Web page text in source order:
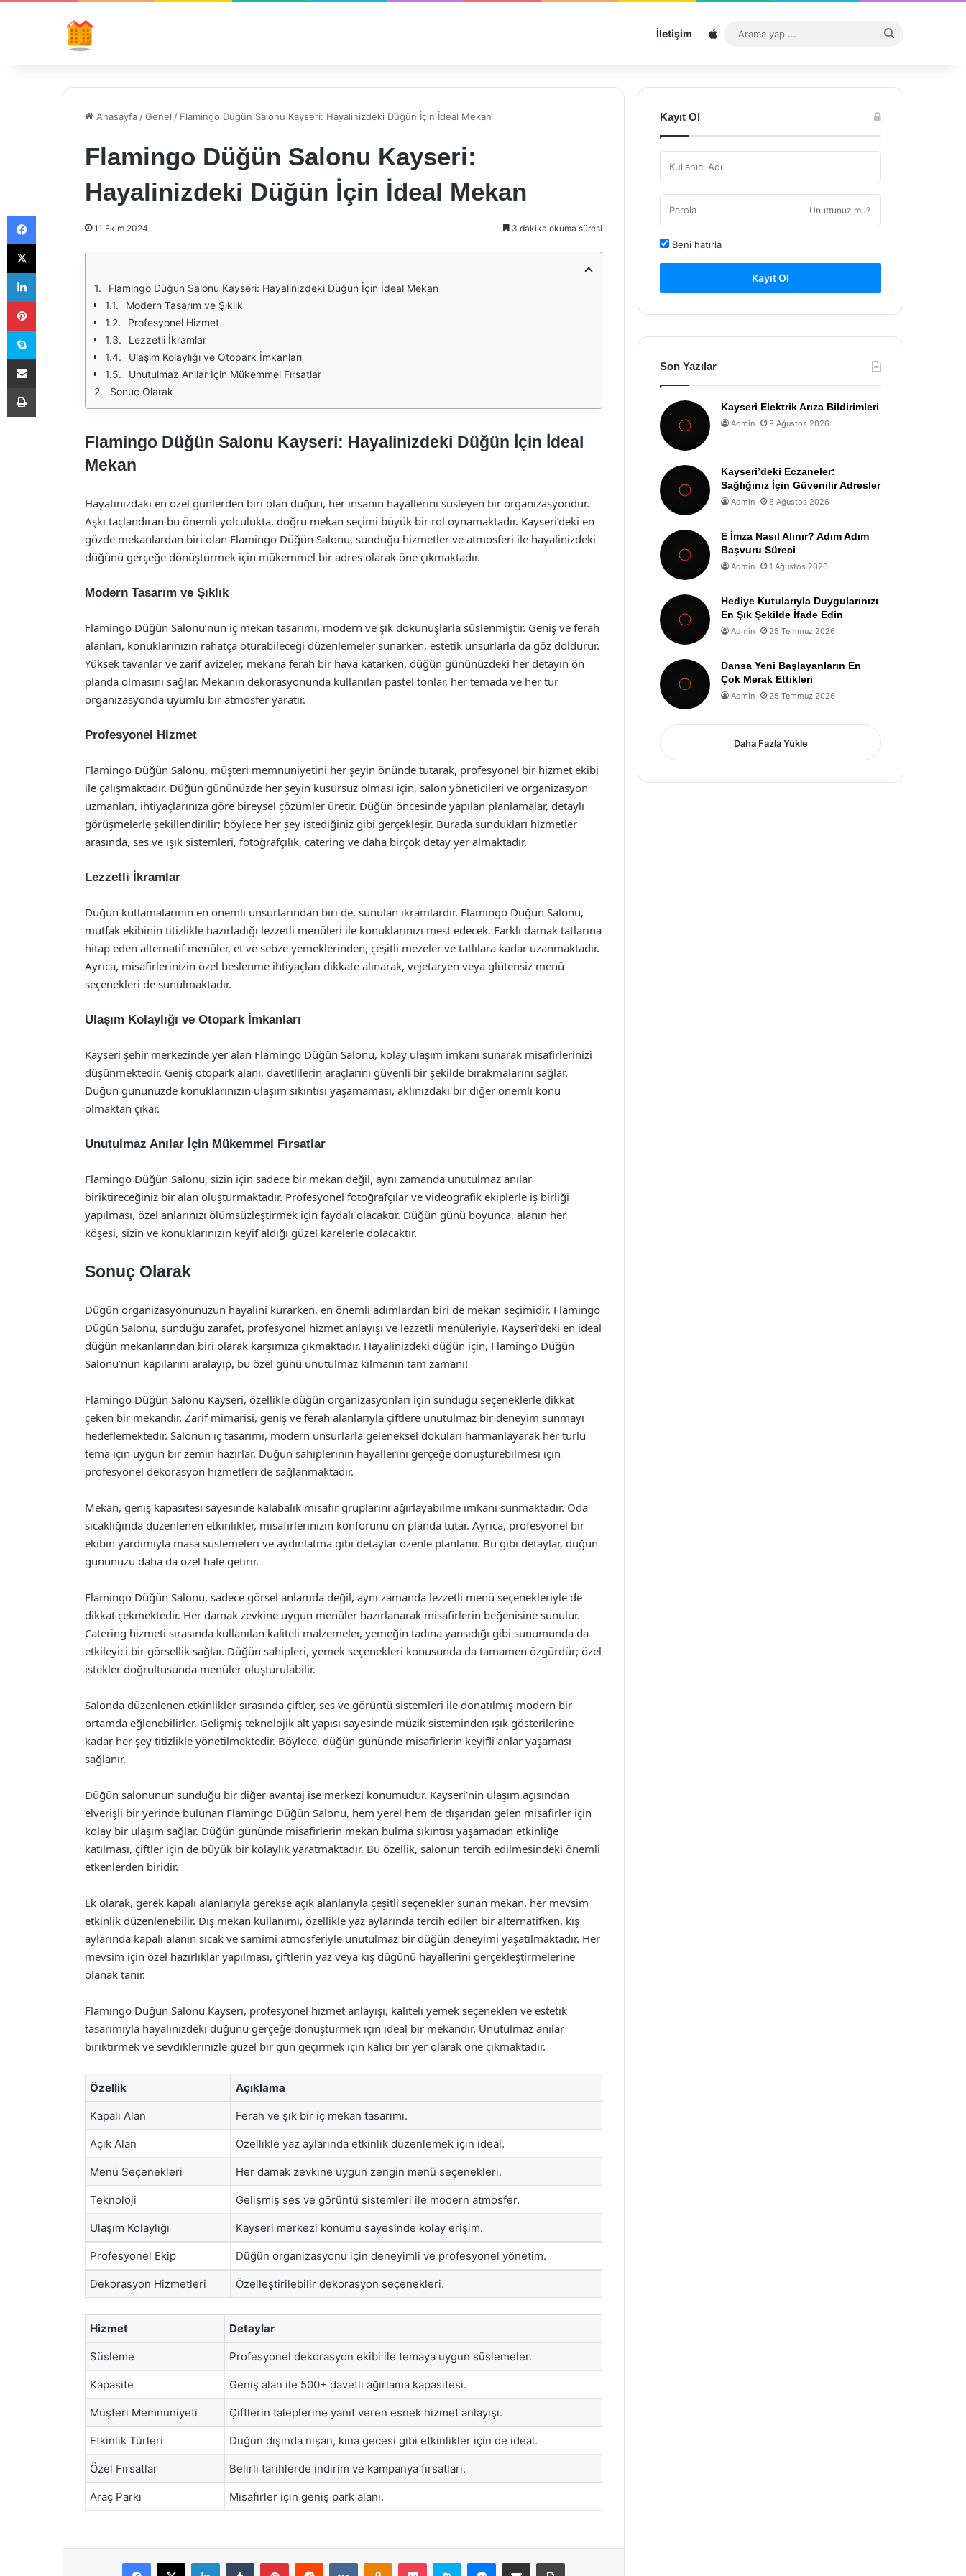
İletişim Sitemap
...
Anasayfa /Genel / Flamingo Düğün Salonu Kayseri: Hayalinizdeki Düğün İçin İdeal Mekan
Flamingo Düğün Salonu Kayseri:
Hayalinizdeki Düğün İçin İdeal Mekan
11 Ekim 2024 3 dakika okuma süresi
Flamingo Düğün Salonu Kayseri: Hayalinizdeki Düğün İçin İdeal Mekan
Modern Tasarım ve Şıklık
Profesyonel Hizmet
Lezzetli İkramlar
Ulaşım Kolaylığı ve Otopark İmkanları
Unutulmaz Anılar İçin Mükemmel Fırsatlar
Sonuç Olarak
Flamingo Düğün Salonu Kayseri: Hayalinizdeki Düğün İçin İdeal
Mekan
Hayatınızdaki en özel günlerden biri olan düğün, her insanın hayallerini süsleyen bir organizasyondur.
Aşkı taçlandıran bu önemli yolculukta, doğru mekan seçimi büyük bir rol oynamaktadır. Kayseri’deki en
gözde mekanlardan biri olan Flamingo Düğün Salonu, sunduğu hizmetler ve atmosferi ile hayalinizdeki
düğünü gerçeğe dönüştürmek için mükemmel bir adres olarak öne çıkmaktadır.
Modern Tasarım ve Şıklık
Flamingo Düğün Salonu’nun iç mekan tasarımı, modern ve şık dokunuşlarla süslenmiştir. Geniş ve ferah
alanları, konuklarınızın rahatça oturabileceği düzenlemeler sunarken, estetik unsurlarla da göz doldurur.
Yüksek tavanlar ve zarif avizeler, mekana ferah bir hava katarken, düğün gününüzdeki her detayın ön
planda olmasını sağlar. Mekanın dekorasyonunda kullanılan pastel tonlar, her temada ve her tür
organizasyonda uyumlu bir atmosfer yaratır.
Profesyonel Hizmet
Flamingo Düğün Salonu, müşteri memnuniyetini her şeyin önünde tutarak, profesyonel bir hizmet ekibi
ile çalışmaktadır. Düğün gününüzde her şeyin kusursuz olması için, salon yöneticileri ve organizasyon
uzmanları, ihtiyaçlarınıza göre bireysel çözümler üretir. Düğün öncesinde yapılan planlamalar, detaylı
görüşmelerle şekillendirilir; böylece her şey istediğiniz gibi gerçekleşir. Burada sundukları hizmetler
arasında, ses ve ışık sistemleri, fotoğrafçılık, catering ve daha birçok detay yer almaktadır.
Lezzetli İkramlar
Düğün kutlamalarının en önemli unsurlarından biri de, sunulan ikramlardır. Flamingo Düğün Salonu,
mutfak ekibinin titizlikle hazırladığı lezzetli menüleri ile konuklarınızı mest edecek. Farklı damak tatlarına
hitap eden alternatif menüler, et ve sebze yemeklerinden, çeşitli mezeler ve tatlılara kadar uzanmaktadır.
Ayrıca, misafirlerinizin özel beslenme ihtiyaçları dikkate alınarak, vejetaryen veya glütensiz menü
seçenekleri de sunulmaktadır.
Ulaşım Kolaylığı ve Otopark İmkanları
Kayseri şehir merkezinde yer alan Flamingo Düğün Salonu, kolay ulaşım imkanı sunarak misafirlerinizi
düşünmektedir. Geniş otopark alanı, davetlilerin araçlarını güvenli bir şekilde bırakmalarını sağlar.
Düğün gününüzde konuklarınızın ulaşım sıkıntısı yaşamaması, aklınızdaki bir diğer önemli konu
olmaktan çıkar.
Unutulmaz Anılar İçin Mükemmel Fırsatlar
Flamingo Düğün Salonu, sizin için sadece bir mekan değil, aynı zamanda unutulmaz anılar
biriktireceğiniz bir alan oluşturmaktadır. Profesyonel fotoğrafçılar ve videografik ekiplerle iş birliği
yapılması, özel anlarınızı ölümsüzleştirmek için faydalı olacaktır. Düğün günü boyunca, alanın her
köşesi, sizin ve konuklarınızın keyif aldığı güzel karelerle dolacaktır.
Sonuç Olarak
Düğün organizasyonunuzun hayalini kurarken, en önemli adımlardan biri de mekan seçimidir. Flamingo
Düğün Salonu, sunduğu zarafet, profesyonel hizmet anlayışı ve lezzetli menüleriyle, Kayseri’deki en ideal
düğün mekanlarından biri olarak karşımıza çıkmaktadır. Hayalinizdeki düğün için, Flamingo Düğün
Salonu’nun kapılarını aralayıp, bu özel günü unutulmaz kılmanın tam zamanı!
Flamingo Düğün Salonu Kayseri, özellikle düğün organizasyonları için sunduğu seçeneklerle dikkat
çeken bir mekandır. Zarif mimarisi, geniş ve ferah alanlarıyla çiftlere unutulmaz bir deneyim sunmayı
hedeflemektedir. Salonun iç tasarımı, modern unsurlarla geleneksel dokuları harmanlayarak her türlü
tema için uygun bir zemin hazırlar. Düğün sahiplerinin hayallerini gerçeğe dönüştürebilmesi için
profesyonel dekorasyon hizmetleri de sağlanmaktadır.
Mekan, geniş kapasitesi sayesinde kalabalık misafir gruplarını ağırlayabilme imkanı sunmaktadır. Oda
sıcaklığında düzenlenen etkinlikler, misafirlerinizin konforunu ön planda tutar. Ayrıca, profesyonel bir
ekibin yardımıyla masa süslemeleri ve aydınlatma gibi detaylar özenle planlanır. Bu gibi detaylar, düğün
gününüzü daha da özel hale getirir.
Flamingo Düğün Salonu, sadece görsel anlamda değil, aynı zamanda lezzetli menü seçenekleriyle de
dikkat çekmektedir. Her damak zevkine uygun menüler hazırlanarak misafirlerin beğenisine sunulur.
Catering hizmeti sırasında kullanılan kaliteli malzemeler, yemeğin tadına yansıdığı gibi sunumunda da
etkileyici bir görsellik sağlar. Düğün sahipleri, yemek seçenekleri konusunda da tamamen özgürdür; özel
istekler doğrultusunda menüler oluşturulabilir.
Salonda düzenlenen etkinlikler sırasında çiftler, ses ve görüntü sistemleri ile donatılmış modern bir
ortamda eğlenebilirler. Gelişmiş teknolojik alt yapısı sayesinde müzik sisteminden ışık gösterilerine
kadar her şey titizlikle yönetilmektedir. Böylece, düğün gününde misafirlerin keyifli anlar yaşaması
sağlanır.
Düğün salonunun sunduğu bir diğer avantaj ise merkezi konumudur. Kayseri’nin ulaşım açısından
elverişli bir yerinde bulunan Flamingo Düğün Salonu, hem yerel hem de dışarıdan gelen misafirler için
kolay bir ulaşım sağlar. Düğün gününde misafirlerin mekan bulma sıkıntısı yaşamadan etkinliğe
katılması, çiftler için de büyük bir kolaylık yaratmaktadır. Bu özellik, salonun tercih edilmesindeki önemli
etkenlerden biridir.
Ek olarak, gerek kapalı alanlarıyla gerekse açık alanlarıyla çeşitli seçenekler sunan mekan, her mevsim
etkinlik düzenlenebilir. Dış mekan kullanımı, özellikle yaz aylarında tercih edilen bir alternatifken, kış
aylarında kapalı alanın sıcak ve samimi atmosferiyle unutulmaz bir düğün deneyimi yaşatılmaktadır. Her
mevsim için özel hazırlıklar yapılması, çiftlerin yaz veya kış düğünü hayallerini gerçekleştirmelerine
olanak tanır.
Flamingo Düğün Salonu Kayseri, profesyonel hizmet anlayışı, kaliteli yemek seçenekleri ve estetik
tasarımıyla hayalinizdeki düğünü gerçeğe dönüştürmek için ideal bir mekandır. Unutulmaz anılar
biriktirmek ve sevdiklerinizle güzel bir gün geçirmek için kalıcı bir yer olarak öne çıkmaktadır.
Özellik Açıklama
Kapalı Alan Ferah ve şık bir iç mekan tasarımı.
Açık Alan Özellikle yaz aylarında etkinlik düzenlemek için ideal.
Menü Seçenekleri Her damak zevkine uygun zengin menü seçenekleri.
Teknoloji Gelişmiş ses ve görüntü sistemleri ile modern atmosfer.
Ulaşım Kolaylığı Kayseri merkezi konumu sayesinde kolay erişim.
Profesyonel Ekip Düğün organizasyonu için deneyimli ve profesyonel yönetim.
Dekorasyon Hizmetleri Özelleştirilebilir dekorasyon seçenekleri.
Hizmet Detaylar
Süsleme Profesyonel dekorasyon ekibi ile temaya uygun süslemeler.
Kapasite Geniş alan ile 500+ davetli ağırlama kapasitesi.
Müşteri Memnuniyeti Çiftlerin taleplerine yanıt veren esnek hizmet anlayışı.
Etkinlik Türleri Düğün dışında nişan, kına gecesi gibi etkinlikler için de ideal.
Özel Fırsatlar Belirli tarihlerde indirim ve kampanya fırsatları.
Araç Parkı Misafirler için geniş park alanı.
Facebook
X LinkedInTumblr PinterestReddit VKontakteOdnoklassniki
Pocket Skype Messenger
E-Posta ile paylaş Yazdır
Kayıt Ol
Unuttunuz mu?
Beni hatırla
Kayıt Ol
Son Yazılar
Kayseri Elektrik Arıza Bildirimleri
Admin 9 Ağustos 2026
Kayseri’deki Eczaneler:
Sağlığınız İçin Güvenilir Adresler
Admin 8 Ağustos 2026
E İmza Nasıl Alınır? Adım Adım
Başvuru Süreci
Admin 1 Ağustos 2026
Hediye Kutularıyla Duygularınızı
En Şık Şekilde İfade Edin
Admin 25 Temmuz 2026
Dansa Yeni Başlayanların En
Çok Merak Ettikleri
Admin 25 Temmuz 2026
Daha Fazla Yükle
Facebook
X
LinkedIn
Pinterest
Skype
E-Posta ile paylaş